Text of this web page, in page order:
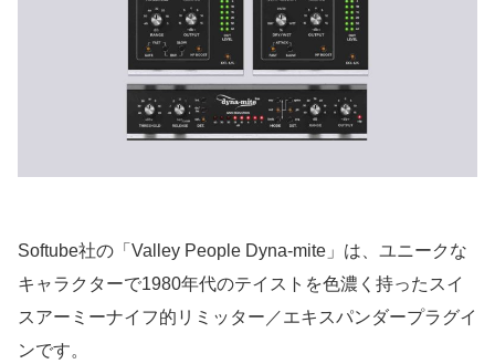
Softube社の「Valley People Dyna-mite」は、ユニークな
キャラクターで1980年代のテイストを色濃く持ったスイ
スアーミーナイフ的リミッター／エキスパンダープラグイ
ンです。